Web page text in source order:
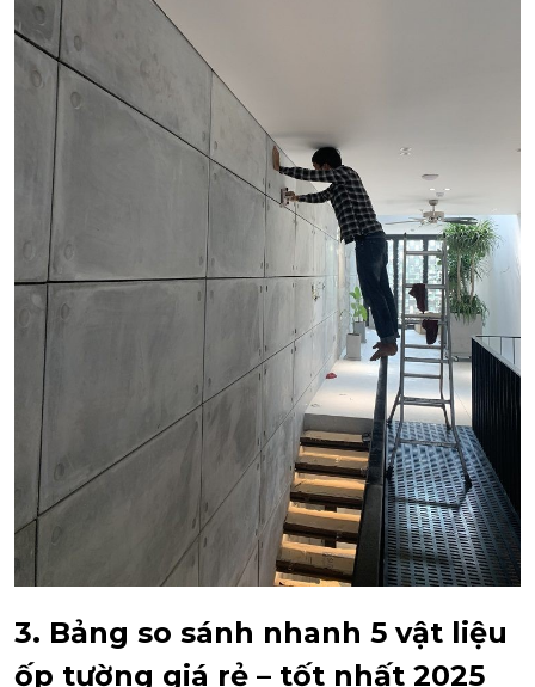
3. Bảng so sánh nhanh 5 vật liệu
ốp tường giá rẻ – tốt nhất 2025